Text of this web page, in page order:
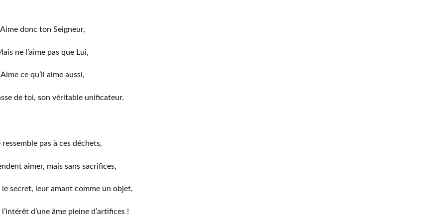
Aime donc ton Seigneur,
ne l’aime pas que Lui,
Aime ce qu’il aime aussi,
de toi, son véritable unificateur.
ressemble pas à ces déchets,
aimer, mais sans sacrifices,
le secret, leur amant comme un objet,
d’une âme pleine d’artifices !